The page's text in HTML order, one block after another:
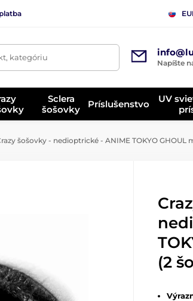
kategóriu
Napíšte
Sclera
šošovky
Príslušenstvo
UV
šošovky - nedioptrické - ANIME TOKYO GHOUL
(2